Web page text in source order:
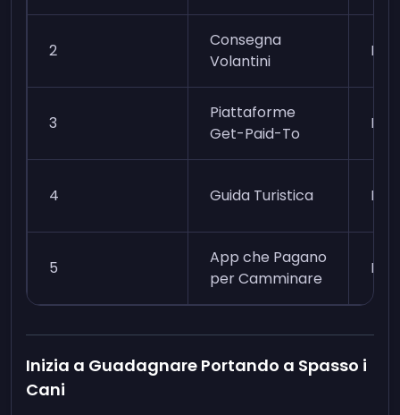
2
Consegna
Volantini
3
Piattaforme
Get-Paid-To
4 Guida Turistica
5
App che Pagano
per Camminare
Inizia a Guadagnare Portando a Spasso i
Cani